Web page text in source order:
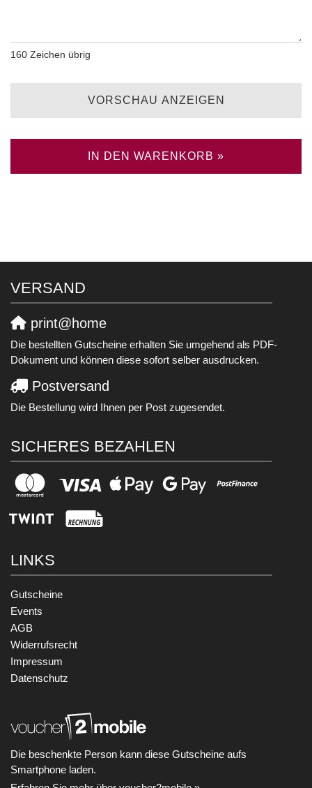
160 Zeichen übrig
VORSCHAU ANZEIGEN
IN DEN WARENKORB »
VERSAND
print@home
Die bestellten Gutscheine erhalten Sie umgehend als PDF-
Dokument und können diese sofort selber ausdrucken.
Postversand
Die Bestellung wird Ihnen per Post zugesendet.
SICHERES BEZAHLEN
LINKS
Gutscheine
Events
AGB
Widerrufsrecht
Impressum
Datenschutz
Die beschenkte Person kann diese Gutscheine aufs
Smartphone laden.